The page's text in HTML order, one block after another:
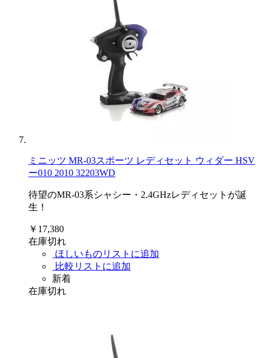
ミニッツ MR-03スポーツ レディセット ウィダー HSV
ー010 2010 32203WD
待望のMR-03系シャシー・2.4GHzレディセットが誕
生！
￥17,380
在庫切れ
ほしいものリストに追加
比較リストに追加
新着
在庫切れ